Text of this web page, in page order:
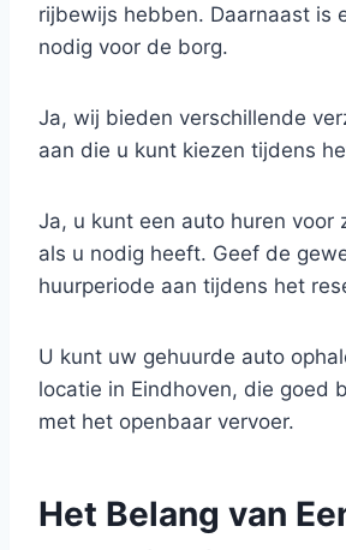
rijbewijs hebben. Daarnaast is
nodig voor de borg.
Ja, wij bieden verschillende
aan die u kunt kiezen tijdens
Ja, u kunt een auto huren voor
als u nodig heeft. Geef de
huurperiode aan tijdens het
U kunt uw gehuurde auto
locatie in Eindhoven, die goed
met het openbaar vervoer.
Het Belang van